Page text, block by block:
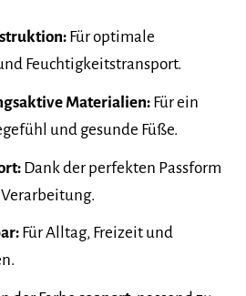
Für optimale
Feuchtigkeitstransport.
Materialien:Für ein
und gesunde Füße.
Dank der perfekten Passform
Für Alltag, Freizeit und